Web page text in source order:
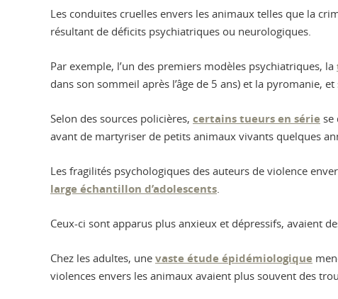
Les conduites cruelles envers les animaux telles que la
résultant de déficits psychiatriques ou neurologiques.
Par exemple, l’un des premiers modèles psychiatriques, la
dans son sommeil après l’âge de 5 ans) et la pyromanie, et
Selon des sources policières, certains tueurs en série se
avant de martyriser de petits animaux vivants quelques
Les fragilités psychologiques des auteurs de violence
large échantillon d’adolescents.
Ceux-ci sont apparus plus anxieux et dépressifs, avaient
Chez les adultes, une vaste étude épidémiologique
violences envers les animaux avaient plus souvent des